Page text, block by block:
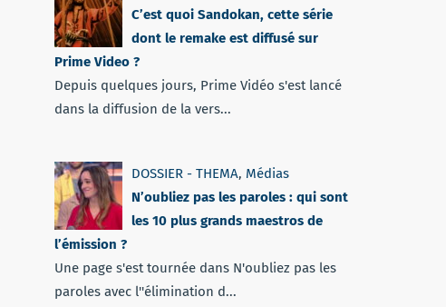
C’est quoi Sandokan, cette série
dont le remake est diffusé sur
Prime Video ?
Depuis quelques jours, Prime Vidéo s'est lancé
dans la diffusion de la vers...
DOSSIER - THEMA, Médias
N’oubliez pas les paroles : qui sont
les 10 plus grands maestros de
l’émission ?
Une page s'est tournée dans N'oubliez pas les
paroles avec l''élimination d...